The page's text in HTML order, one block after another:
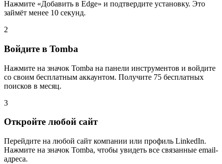
Нажмите «Добавить в Edge» и подтвердите установку. Это
займёт менее 10 секунд.
2
Войдите в Tomba
Нажмите на значок Tomba на панели инструментов и войдите
со своим бесплатным аккаунтом. Получите 75 бесплатных
поисков в месяц.
3
Откройте любой сайт
Перейдите на любой сайт компании или профиль LinkedIn.
Нажмите на значок Tomba, чтобы увидеть все связанные email-
адреса.